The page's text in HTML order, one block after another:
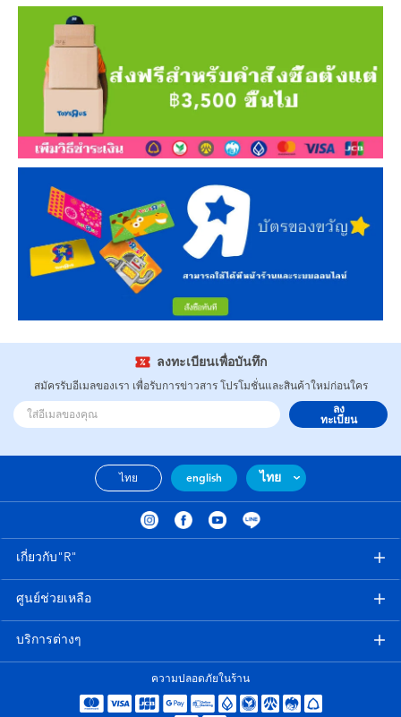
ลงทะเบียนเพื่อบันทึก
สมัครรับอีเมลของเรา เพื่อรับการข่าวสาร โปรโมชั่นและสินค้าใหม่ก่อนใคร
ลง
ทะเบียน
ไทย english ไทย
เกี่ยวกับ"R"
ศูนย์ช่วยเหลือ
บริการต่างๆ
ความปลอดภัยในร้าน